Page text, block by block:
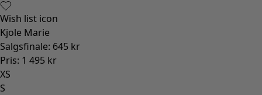
Wish list icon
Kjole Marie
Salgsfinale: 645 kr
Pris: 1 495 kr
XS
S